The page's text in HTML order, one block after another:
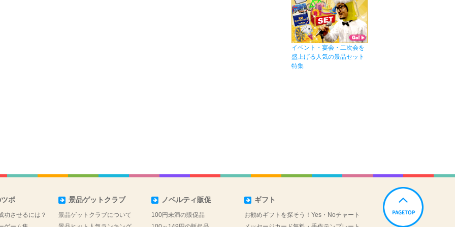
イベント・宴会・二次会を
盛上げる人気の景品セット
特集
ボ
功させるには？
景品ゲットクラブ
景品ゲットクラブについて
ノベルティ販促
100円未満の販促品
ギフト
お勧めギフトを探そう！Yes・Noチャート